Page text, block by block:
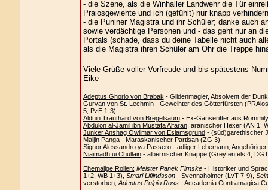
- die Szene, als die Winhaller Landwehr die Tür
Praiosgewiehte und ich (gefühlt) nur knapp
- die Puniner Magistra und ihr Schüler; danke auch
sowie verdächtige Personen und - das geht nur an
Portals (schade, dass du deine Tabelle nicht auch
als die Magistra ihren Schüler am Ohr die Treppe
Viele Grüße voller Vorfreude und bis spätestens
Eike
Adeptus Ghorio von Brabak - Gildenmagier, Absolvent der
Gurvan von St. Lechmin- Geweihter des Götterfürsten
5, PzE 1-3)
Alduin Trauthard von Bregelsaum- Ex-Gänseritter aus
Abdulon al-Jamil ibn Mustafa Alfaran, aranischer Hexer (AN 1,
Junker Anshag Owilmar von Eslamsgrund- (süd)garethischer
Maijin Panga- Maraskanischer Partisan (ZG 3)
Signor Alessandro ya Passero- adliger Lebemann,
Niaimadh ui Chullain- albernischer Knappe (Greyfenfels 4,
Ehemalige Rollen: Meister Panek Firnske- Historiker und
1+2, WB 1+3), Smari Liflindsson- Svennaholmer (LvT 7-9),
verstorben, Adeptus Pulpio Ross- Accademia Contramagica